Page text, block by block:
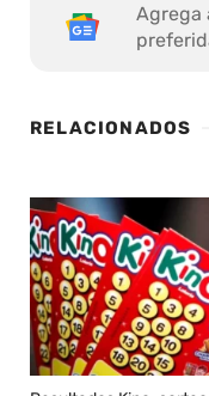
Agrega
RELACIONADOS